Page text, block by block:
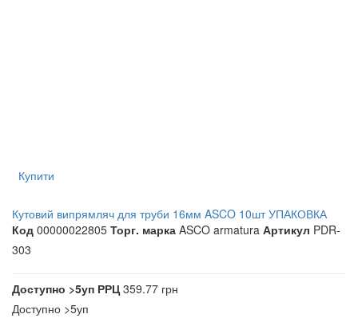
Купити
Кутовий випрямляч для труби 16мм ASCO 10шт УПАКОВКА
Код 00000022805 Торг. марка ASCO armatura Артикул PDR-
303
Доступно >5уп РРЦ359.77 грн
Доступно >5уп